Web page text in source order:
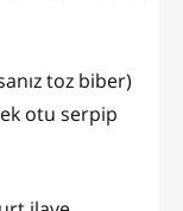
toz biber)
otu serpip